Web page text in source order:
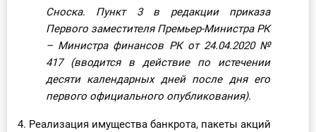
Сноска. Пункт 3 в редакции приказа
Первого заместителя Премьер-Министра РК
– Министра финансов РК от 24.04.2020 №
417(вводится в действие по истечении
десяти календарных дней после дня его
первого официального опубликования).
4. Реализация имущества банкрота, пакеты акций